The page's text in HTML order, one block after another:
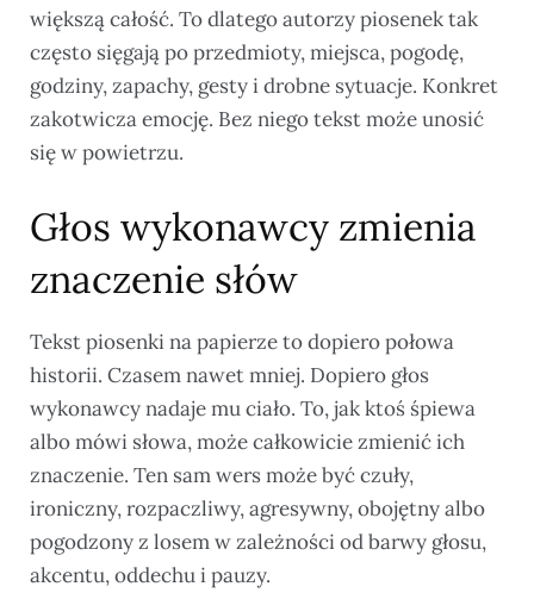
większą całość. To dlatego autorzy piosenek tak
często sięgają po przedmioty, miejsca, pogodę,
godziny, zapachy, gesty i drobne sytuacje. Konkret
zakotwicza emocję. Bez niego tekst może unosić
się w powietrzu.
Głos wykonawcy zmienia
znaczenie słów
Tekst piosenki na papierze to dopiero połowa
historii. Czasem nawet mniej. Dopiero głos
wykonawcy nadaje mu ciało. To, jak ktoś śpiewa
albo mówi słowa, może całkowicie zmienić ich
znaczenie. Ten sam wers może być czuły,
ironiczny, rozpaczliwy, agresywny, obojętny albo
pogodzony z losem w zależności od barwy głosu,
akcentu, oddechu i pauzy.